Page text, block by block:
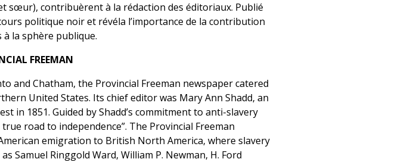
sœur), contribuèrent à la rédaction des éditoriaux. Publié
politique noir et révéla l’importance de la contribution
à la sphère publique.
FREEMAN
and Chatham, the Provincial Freeman newspaper catered
United States. Its chief editor was Mary Ann Shadd, an
in 1851. Guided by Shadd’s commitment to anti-slavery
road to independence”. The Provincial Freeman
emigration to British North America, where slavery
Samuel Ringgold Ward, William P. Newman, H. Ford